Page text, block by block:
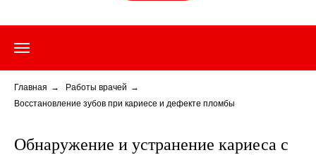
Главная → Работы врачей →
Восстановление зубов при кариесе и дефекте пломбы
Обнаружение и устранение кариеса с